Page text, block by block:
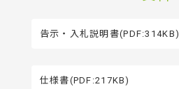
告示・入札説明書(PDF:314KB)
仕様書(PDF:217KB)